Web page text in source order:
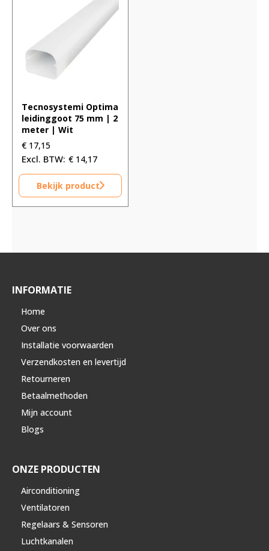
Tecnosystemi Optima
leidinggoot 75 mm | 2
meter | Wit
€ 17,15
€ 14,17
Bekijk product
INFORMATIE
Home
Over ons
Installatie voorwaarden
Verzendkosten en levertijd
Retourneren
Betaalmethoden
Mijn account
Blogs
ONZE PRODUCTEN
Airconditioning
Ventilatoren
Regelaars & Sensoren
Luchtkanalen